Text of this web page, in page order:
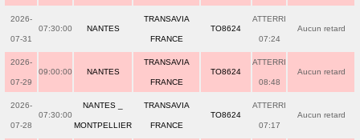
2026-
07-31
07:30:00 NANTES
TRANSAVIA
FRANCE
TO8624
ATTERRI
07:24
Aucun retard
2026-
07-29
09:00:00 NANTES
TRANSAVIA
FRANCE
TO8624
ATTERRI
08:48
Aucun retard
2026-
07-28
07:30:00
NANTES _
MONTPELLIER
TRANSAVIA
FRANCE
TO8624
ATTERRI
07:17
Aucun retard